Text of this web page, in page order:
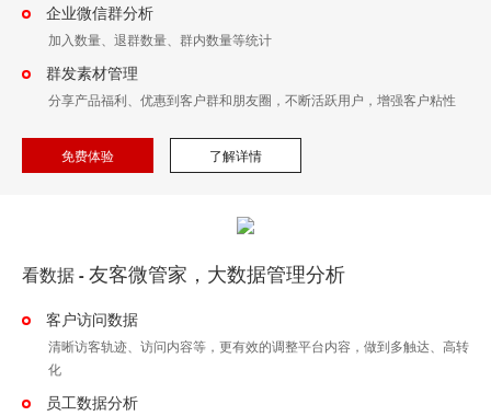
企业微信群分析
加入数量、退群数量、群内数量等统计
群发素材管理
分享产品福利、优惠到客户群和朋友圈，不断活跃用户，增强客户粘性
免费体验 了解详情
看数据 - 友客微管家，大数据管理分析
客户访问数据
清晰访客轨迹、访问内容等，更有效的调整平台内容，做到多触达、高转
化
员工数据分析